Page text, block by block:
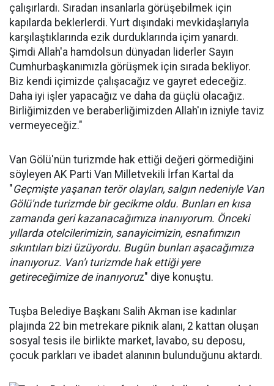
çalışırlardı. Sıradan insanlarla görüşebilmek için
kapılarda beklerlerdi. Yurt dışındaki mevkidaşlarıyla
karşılaştıklarında ezik durduklarında içim yanardı.
Şimdi Allah'a hamdolsun dünyadan liderler Sayın
Cumhurbaşkanımızla görüşmek için sırada bekliyor.
Biz kendi içimizde çalışacağız ve gayret edeceğiz.
Daha iyi işler yapacağız ve daha da güçlü olacağız.
Birliğimizden ve beraberliğimizden Allah'ın izniyle taviz
vermeyeceğiz."
Van Gölü'nün turizmde hak ettiği değeri görmediğini
söyleyen AK Parti Van Milletvekili İrfan Kartal da
"Geçmişte yaşanan terör olayları, salgın nedeniyle Van
Gölü'nde turizmde bir gecikme oldu. Bunları en kısa
zamanda geri kazanacağımıza inanıyorum. Önceki
yıllarda otelcilerimizin, sanayicimizin, esnafımızın
sıkıntıları bizi üzüyordu. Bugün bunları aşacağımıza
inanıyoruz. Van'ı turizmde hak ettiği yere
getireceğimize de inanıyoruz" diye konuştu.
Tuşba Belediye Başkanı Salih Akman ise kadınlar
plajında 22 bin metrekare piknik alanı, 2 kattan oluşan
sosyal tesis ile birlikte market, lavabo, su deposu,
çocuk parkları ve ibadet alanının bulunduğunu aktardı.